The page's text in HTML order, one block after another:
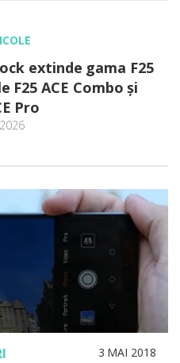
extinde gama F25
F25 ACE Combo și
Pro
3 MAI 2018